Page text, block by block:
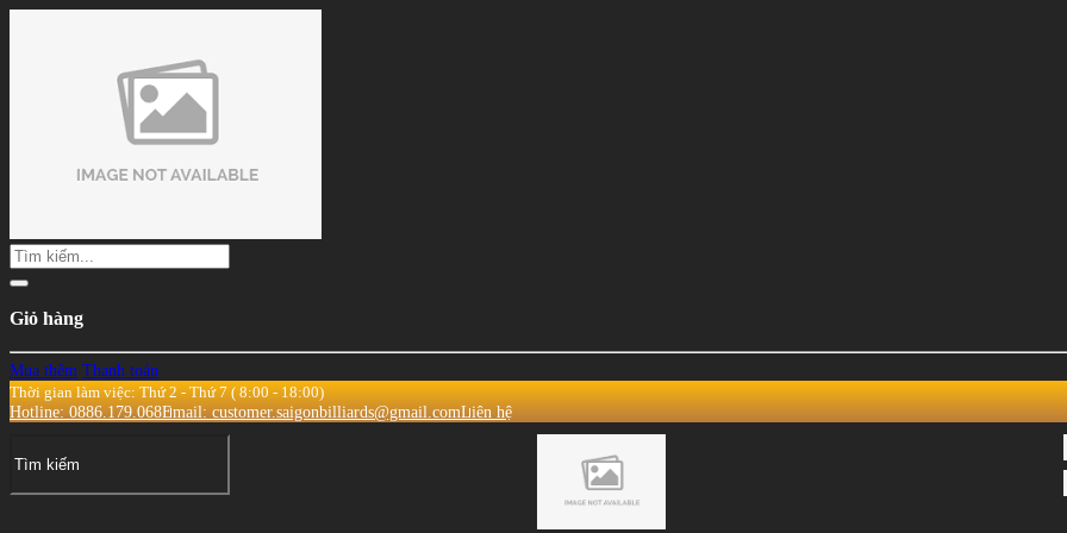
Giỏ hàng
Mua thêm Thanh toán
Thời gian làm việc: Thứ 2 - Thứ 7 ( 8:00 - 18:00)
Hotline: 0886.179.068Email: customer.saigonbilliards@gmail.comLiên hệ